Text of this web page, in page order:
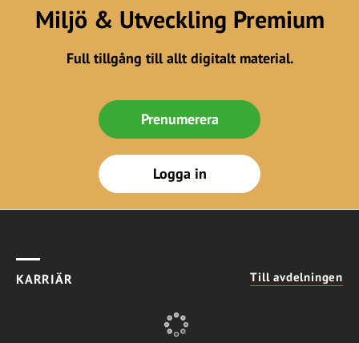
Miljö & Utveckling Premium
Full tillgång till allt digitalt material.
Prenumerera
Logga in
KARRIÄR Till avdelningen